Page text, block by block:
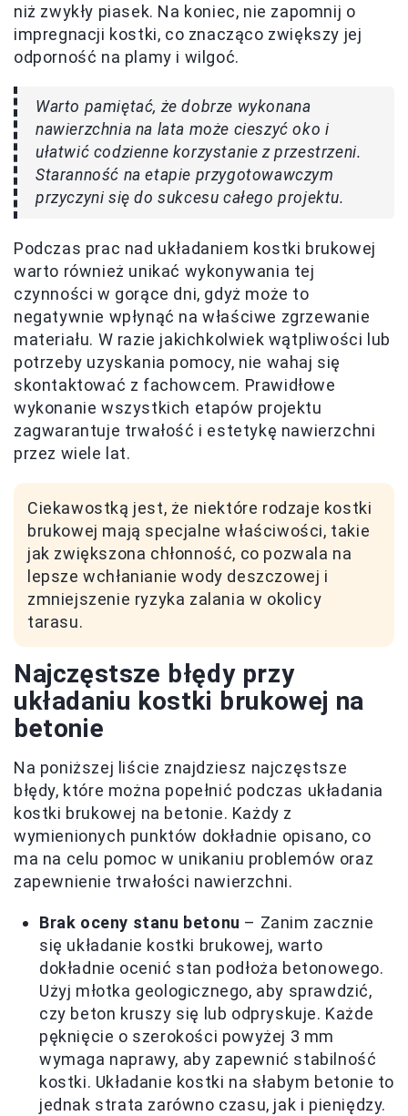
niż zwykły piasek. Na koniec, nie zapomnij o
impregnacji kostki, co znacząco zwiększy jej
odporność na plamy i wilgoć.
Warto pamiętać, że dobrze wykonana
nawierzchnia na lata może cieszyć oko i
ułatwić codzienne korzystanie z przestrzeni.
Staranność na etapie przygotowawczym
przyczyni się do sukcesu całego projektu.
Podczas prac nad układaniem kostki brukowej
warto również unikać wykonywania tej
czynności w gorące dni, gdyż może to
negatywnie wpłynąć na właściwe zgrzewanie
materiału. W razie jakichkolwiek wątpliwości lub
potrzeby uzyskania pomocy, nie wahaj się
skontaktować z fachowcem. Prawidłowe
wykonanie wszystkich etapów projektu
zagwarantuje trwałość i estetykę nawierzchni
przez wiele lat.
Ciekawostką jest, że niektóre rodzaje kostki
brukowej mają specjalne właściwości, takie
jak zwiększona chłonność, co pozwala na
lepsze wchłanianie wody deszczowej i
zmniejszenie ryzyka zalania w okolicy
tarasu.
Najczęstsze błędy przy
układaniu kostki brukowej na
betonie
Na poniższej liście znajdziesz najczęstsze
błędy, które można popełnić podczas układania
kostki brukowej na betonie. Każdy z
wymienionych punktów dokładnie opisano, co
ma na celu pomoc w unikaniu problemów oraz
zapewnienie trwałości nawierzchni.
Brak oceny stanu betonu – Zanim zacznie
się układanie kostki brukowej, warto
dokładnie ocenić stan podłoża betonowego.
Użyj młotka geologicznego, aby sprawdzić,
czy beton kruszy się lub odpryskuje. Każde
pęknięcie o szerokości powyżej 3 mm
wymaga naprawy, aby zapewnić stabilność
kostki. Układanie kostki na słabym betonie to
jednak strata zarówno czasu, jak i pieniędzy.